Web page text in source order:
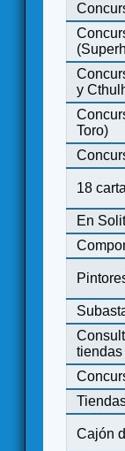
y
Toro)
18
En
tiendas
Cajón